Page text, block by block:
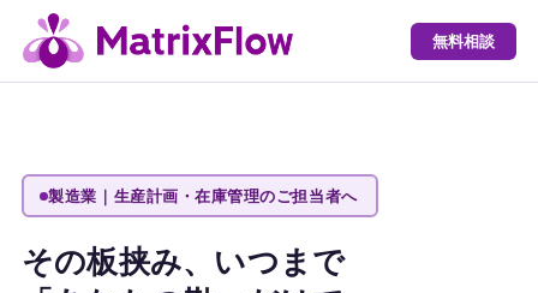
無料相談
製造業｜生産計画・在庫管理のご担当者へ
その板挟み、いつまで